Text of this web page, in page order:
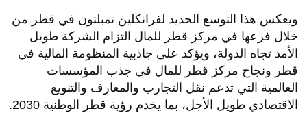
ويعكس هذا التوسع الجديد لفرانكلين تمبلتون في قطر من
خلال فرعها في مركز قطر للمال التزام الشركة طويل
الأمد تجاه الدولة، ويؤكد على جاذبية المنظومة المالية في
قطر ونجاح مركز قطر للمال في جذب المؤسسات
العالمية التي تدعم نقل التجارب والمعارف والتنويع
الاقتصادي طويل الأجل، بما يخدم رؤية قطر الوطنية 2030.